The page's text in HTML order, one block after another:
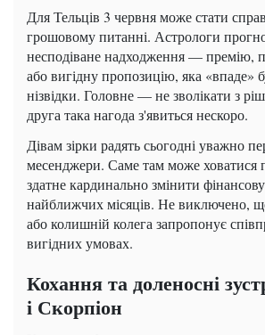
Для Тельців 3 червня може стати
грошовому питанні. Астрологи
несподіване надходження — премію,
або вигідну пропозицію, яка «впаде»
нізвідки. Головне — не зволікати з
друга така нагода з'явиться нескоро.
Дівам зірки радять сьогодні уважно
месенджери. Саме там може ховатися
здатне кардинально змінити
найближчих місяців. Не виключено,
або колишній колега запропонує
вигідних умовах.
Кохання та доленосні
і Скорпіон